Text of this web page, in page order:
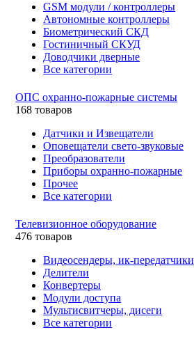
GSM модули / контроллеры
Автономные контроллеры
Биометрический СКД
Гостиничный СКУД
Доводчики дверные
Все категории
ОПС охранно-пожарные системы
168 товаров
Датчики и Извещатели
Оповещатели свето-звуковые
Преобразователи
Приборы охранно-пожарные
Прочее
Все категории
Телевизионное оборудование
476 товаров
Видеосендеры, ик-передатчики
Делители
Конвертеры
Модули доступа
Мультисвитчеры, дисеги
Все категории